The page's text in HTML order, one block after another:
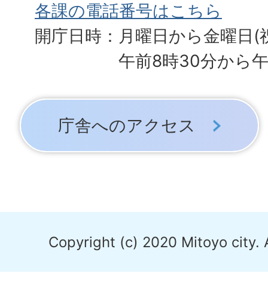
各課の電話番号はこちら
開庁日時：月曜日から金曜日(
午前8時30分から
庁舎へのアクセス
Copyright (c) 2020 Mitoyo city.